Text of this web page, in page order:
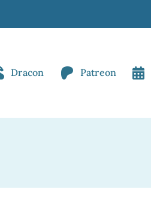
Dracon Patreon